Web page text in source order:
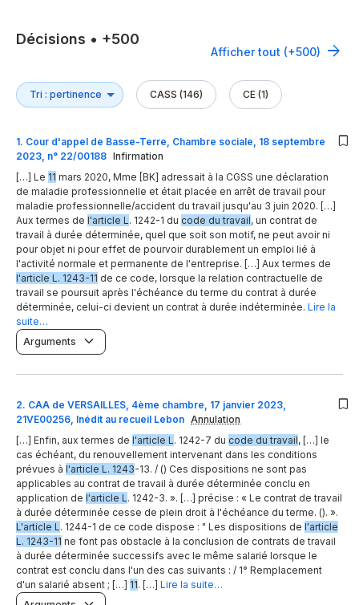
Décisions • +500
Afficher tout (+500)
CASS (146) CE (1)
1. Cour d'appel de Basse-Terre, Chambre sociale, 18 septembre
2023, n° 22/00188 Infirmation
[…] Le 11 mars 2020, Mme [BK] adressait à la CGSS une déclaration
de maladie professionnelle et était placée en arrêt de travail pour
maladie professionnelle/accident du travail jusqu'au 3 juin 2020. […]
Aux termes de l'article L. 1242-1 du code du travail, un contrat de
travail à durée déterminée, quel que soit son motif, ne peut avoir ni
pour objet ni pour effet de pourvoir durablement un emploi lié à
l'activité normale et permanente de l'entreprise. […] Aux termes de
l'article L. 1243-11 de ce code, lorsque la relation contractuelle de
travail se poursuit après l'échéance du terme du contrat à durée
déterminée, celui-ci devient un contrat à durée indéterminée. Lire la
suite…
Arguments
2. CAA de VERSAILLES, 4ème chambre, 17 janvier 2023,
21VE00256, Inédit au recueil Lebon Annulation
[…] Enfin, aux termes de l'article L . 1242-7 du code du travail, […] le
cas échéant, du renouvellement intervenant dans les conditions
prévues à l'article L. 1243-13. / () Ces dispositions ne sont pas
applicables au contrat de travail à durée déterminée conclu en
application de l'article L . 1242-3. ». […] précise : « Le contrat de travail
à durée déterminée cesse de plein droit à l'échéance du terme. (). ».
L'article L . 1244-1 de ce code dispose : " Les dispositions de l'article
L. 1243-11 ne font pas obstacle à la conclusion de contrats de travail
à durée déterminée successifs avec le même salarié lorsque le
contrat est conclu dans l'un des cas suivants : / 1° Remplacement
d'un salarié absent ; […] 11. […] Lire la suite…